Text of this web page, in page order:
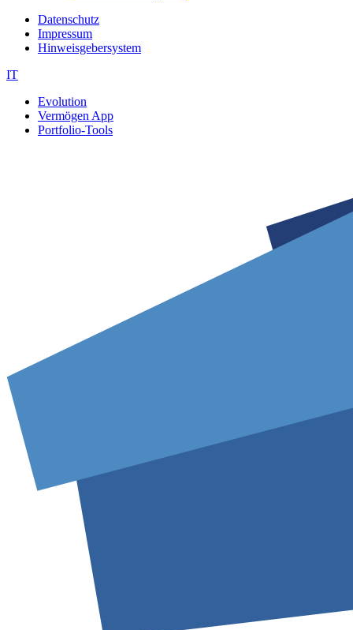
Datenschutz
Impressum
Hinweisgebersystem
IT
Evolution
Vermögen App
Portfolio-Tools